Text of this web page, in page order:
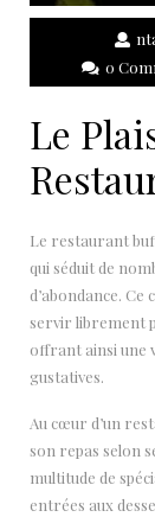
0
Le
Le restaurant
qui séduit de
d’abondance.
servir librement
offrant ainsi une
gustatives.
Au cœur d’un
son repas selon
multitude de
entrées aux